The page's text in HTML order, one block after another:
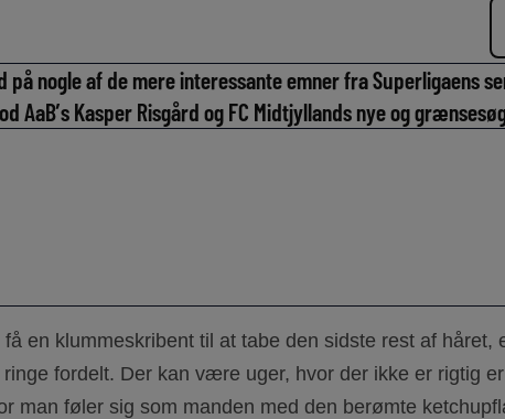
på nogle af de mere interessante emner fra Superligaens
AaB’s Kasper Risgård og FC Midtjyllands nye og
en klummeskribent til at tabe den sidste rest af håret,
fordelt. Der kan være uger, hvor der ikke er rigtig
man føler sig som manden med den berømte